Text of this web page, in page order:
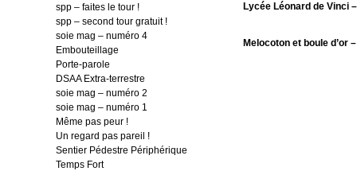
spp – faites le tour !
spp – second tour gratuit !
soie mag – numéro 4
Embouteillage
Porte-parole
DSAA Extra-terrestre
soie mag – numéro 2
soie mag – numéro 1
Même pas peur !
Un regard pas pareil !
Sentier Pédestre Périphérique
Temps Fort
Lycée Léonard de Vinci –
Melocoton et boule d’or –